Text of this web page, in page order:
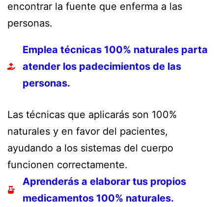
encontrar la fuente que enferma a las
personas.
Emplea técnicas 100% naturales parta
atender los padecimientos de las
personas.
Las técnicas que aplicarás son 100%
naturales y en favor del pacientes,
ayudando a los sistemas del cuerpo
funcionen correctamente.
Aprenderás a elaborar tus propios
medicamentos 100% naturales.